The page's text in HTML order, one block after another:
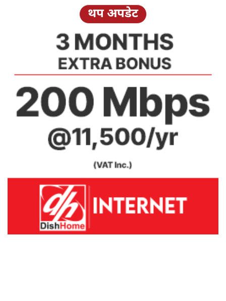
थप अपडेट